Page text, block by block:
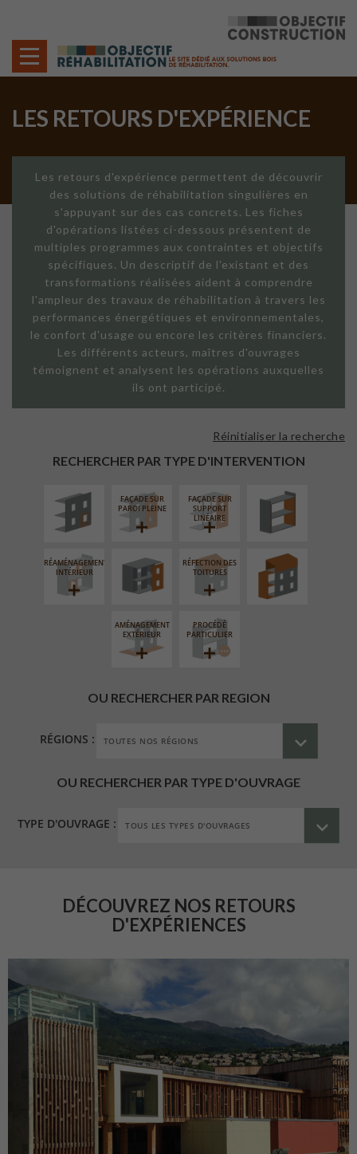
LES RETOURS D'EXPÉRIENCE
Les retours d'expérience permettent de découvrir
des solutions de réhabilitation singulières en
s'appuyant sur des cas concrets. Les fiches
d'opérations listées ci-dessous présentent de
multiples programmes aux contraintes et objectifs
spécifiques. Un descriptif de l'existant et des
transformations réalisées aident à comprendre
l'ampleur des travaux de réhabilitation à travers les
performances énergétiques et environnementales,
le confort d'usage ou encore les critères financiers.
Les différents acteurs, maîtres d'ouvrages
témoignent et analysent les opérations auxquelles
ils ont participé.
RECHERCHER PAR TYPE D'INTERVENTION
Réinitialiser la recherche
EXTÉRIEURE
FAÇADE SUR
PAROI PLEINE
FAÇADE SUR
SUPPORT
LINÉAIRE
ISOLATION
INTÉRIEURE
RÉAMÉNAGEMENT
INTÉRIEUR
FERMETURE
LOGGIAS
RÉFECTION DES
TOITURES
SURÉLÉVATION
EXTENSION
AMÉNAGEMENT
EXTÉRIEUR
PROCÉDÉ
PARTICULIER
OU RECHERCHER PAR REGION
RÉGIONS :
OU RECHERCHER PAR TYPE D'OUVRAGE
TYPE D'OUVRAGE :
DÉCOUVREZ NOS RETOURS
D'EXPÉRIENCES